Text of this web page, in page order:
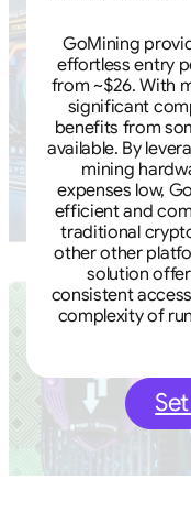
GoMining
effortless entry
from ~$26. With
significant
benefits from
available. By
mining
expenses low,
efficient and
traditional
other other
solution
consistent
complexity of